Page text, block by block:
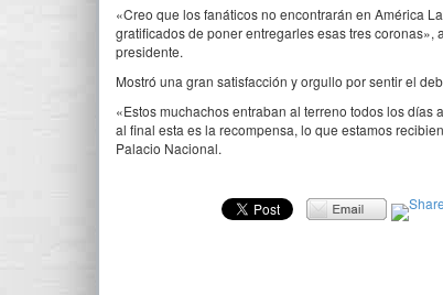
«Creo que los fanáticos no encontrarán en América
gratificados de poner entregarles esas tres
presidente.
Mostró una gran satisfacción y orgullo por sentir el
«Estos muchachos entraban al terreno todos los
al final esta es la recompensa, lo que estamos
Palacio Nacional.